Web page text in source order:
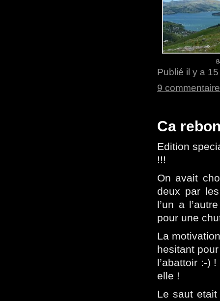
Publié il y a
9
Ca
Edition
!!!
On avait
deux par
l’un a
pour une
La
hesitant
l’abattoir :-)
elle !
Le saut